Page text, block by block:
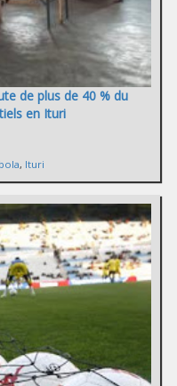
de plus de 40 % du
en Ituri
, Ituri